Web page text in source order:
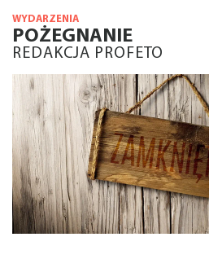
WYDARZENIA
POŻEGNANIE
REDAKCJA PROFETO